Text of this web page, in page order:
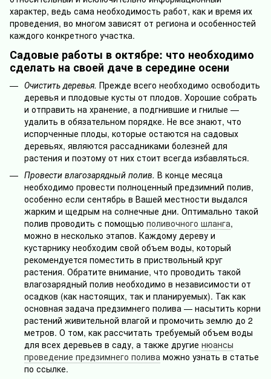
характер, ведь сама необходимость работ, как и время их
проведения, во многом зависят от региона и особенностей
каждого конкретного участка.
Садовые работы в октябре: что необходимо
сделать на своей даче в середине осени
Очистить деревья. Прежде всего необходимо освободить
деревья и плодовые кусты от плодов. Хорошие собрать
и отправить на хранение, а подгнившие и гнилые —
удалить в обязательном порядке. Не все знают, что
испорченные плоды, которые остаются на садовых
деревьях, являются рассадниками болезней для
растения и поэтому от них стоит всегда избавляться.
Провести влагозарядный полив. В конце месяца
необходимо провести полноценный предзимний полив,
особенно если сентябрь в Вашей местности выдался
жарким и щедрым на солнечные дни. Оптимально такой
полив проводить с помощью поливочного шланга,
можно в несколько этапов. Каждому дереву и
кустарнику необходим свой объем воды, который
рекомендуется поместить в приствольный круг
растения. Обратите внимание, что проводить такой
влагозарядный полив необходимо в независимости от
осадков (как настоящих, так и планируемых). Так как
основная задача предзимнего полива — насытить корни
растений живительной влагой и промочить землю до 2
метров. О том, как рассчитать требуемый объем воды
для всех деревьев в саду, а также другие нюансы
проведение предзимнего полива можно узнать в статье
по ссылке.